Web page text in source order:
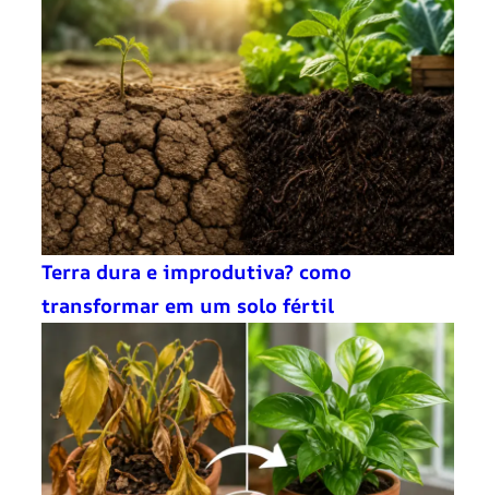
Terra dura e improdutiva? como
transformar em um solo fértil